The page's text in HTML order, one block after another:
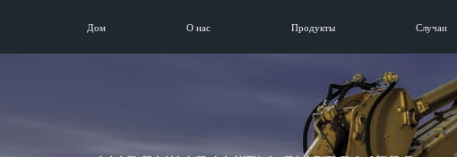
Дом О нас Продукты Случаи